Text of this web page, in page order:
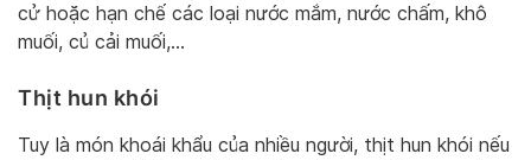
cử hoặc hạn chế các loại nước mắm, nước chấm, khô
muối, củ cải muối,…
Thịt hun khói
Tuy là món khoái khẩu của nhiều người, thịt hun khói nếu